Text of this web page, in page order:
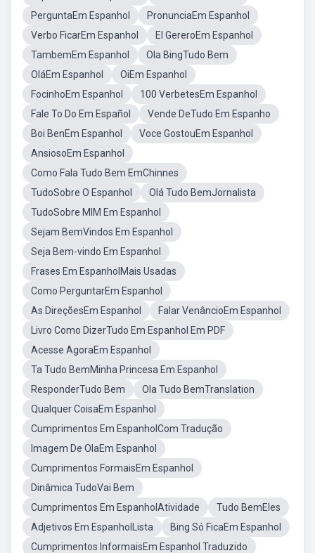
PerguntaEm Espanhol
PronunciaEm Espanhol
Verbo FicarEm Espanhol
El GereroEm Espanhol
TambemEm Espanhol
Ola BingTudo Bem
OláEm Espanhol
OiEm Espanhol
FocinhoEm Espanhol
100 VerbetesEm Espanhol
Fale To Do Em Español
Vende DeTudo Em Espanho
Boi BenEm Espanhol
Voce GostouEm Espanhol
AnsiosoEm Espanhol
Como Fala Tudo Bem EmChinnes
TudoSobre O Espanhol
Olá Tudo BemJornalista
TudoSobre MIM Em Espanhol
Sejam BemVindos Em Espanhol
Seja Bem-vindo Em Espanhol
Frases Em EspanholMais Usadas
Como PerguntarEm Espanhol
As DireçõesEm Espanhol
Falar VenâncioEm Espanhol
Livro Como DizerTudo Em Espanhol Em PDF
Acesse AgoraEm Espanhol
Ta Tudo BemMinha Princesa Em Espanhol
ResponderTudo Bem
Ola Tudo BemTranslation
Qualquer CoisaEm Espanhol
Cumprimentos Em EspanholCom Tradução
Imagem De OlaEm Espanhol
Cumprimentos FormaisEm Espanhol
Dinâmica TudoVai Bem
Cumprimentos Em EspanholAtividade
Tudo BemEles
Adjetivos Em EspanholLista
Bing Só FicaEm Espanhol
Cumprimentos InformaisEm Espanhol Traduzido